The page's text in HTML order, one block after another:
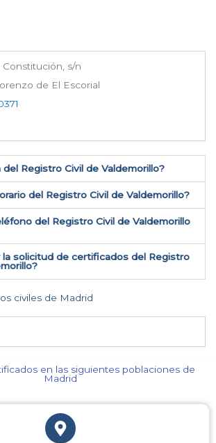
Constitución, s/n
de El Escorial
del Registro Civil de Valdemorillo​?
del Registro Civil de Valdemorillo?
del Registro Civil de Valdemorillo​
la solicitud de certificados del Registro
civiles de Madrid
en las siguientes poblaciones de
Madrid​